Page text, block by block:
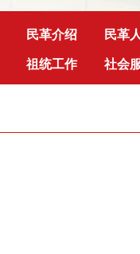
民革介绍 民革
祖统工作 社会